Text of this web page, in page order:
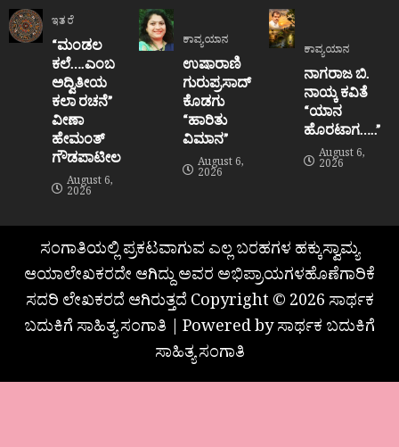
ಇತರೆ
“ಮಂಡಲ
ಕಲೆ….ಎಂಬ
ಅದ್ವಿತೀಯ
ಕಲಾ ರಚನೆ”‌
ವೀಣಾ
ಹೇಮಂತ್‌
ಗೌಡಪಾಟೀಲ
August 6,
2026
ಕಾವ್ಯಯಾನ
ಉಷಾರಾಣಿ
ಗುರುಪ್ರಸಾದ್
ಕೊಡಗು
“ಹಾರಿತು
ವಿಮಾನ”
August 6,
2026
ಕಾವ್ಯಯಾನ
ನಾಗರಾಜ ಬಿ.
ನಾಯ್ಕ ಕವಿತೆ
“ಯಾನ
ಹೊರಟಾಗ…..”
August 6,
2026
ಸಂಗಾತಿಯಲ್ಲಿ ಪ್ರಕಟವಾಗುವ ಎಲ್ಲ ಬರಹಗಳ ಹಕ್ಕುಸ್ವಾಮ್ಯ
ಆಯಾಲೇಖಕರದೇ ಆಗಿದ್ದು ಅವರ ಅಭಿಪ್ರಾಯಗಳಹೊಣೆಗಾರಿಕೆ
ಸದರಿ ಲೇಖಕರದೆ ಆಗಿರುತ್ತದೆ Copyright © 2026 ಸಾರ್ಥಕ
ಬದುಕಿಗೆ ಸಾಹಿತ್ಯ ಸಂಗಾತಿ | Powered by ಸಾರ್ಥಕ ಬದುಕಿಗೆ
ಸಾಹಿತ್ಯ ಸಂಗಾತಿ